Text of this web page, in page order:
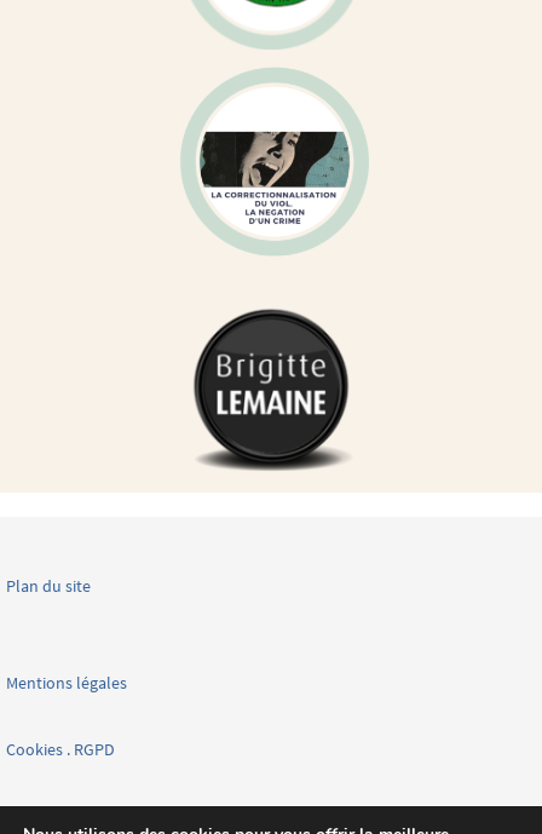
Plan du site
Mentions légales
Cookies . RGPD